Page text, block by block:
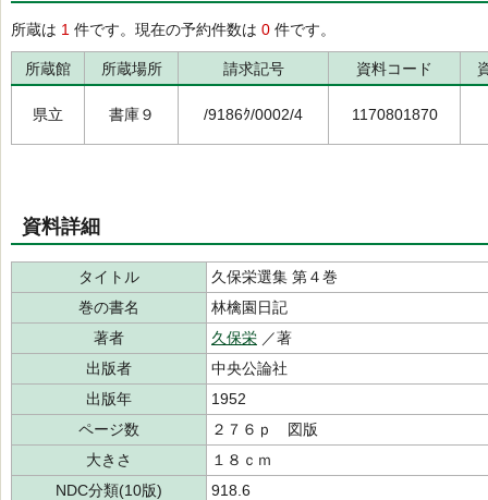
所蔵は 1 件です。現在の予約件数は 0 件です。
所蔵館 所蔵場所 請求記号 資料コード
県立 書庫９ /9186ｸ/0002/4 1170801870
資料詳細
タイトル
久保栄選集 第４巻
巻の書名
林檎園日記
著者
久保栄 ／著
出版者
中央公論社
出版年
1952
ページ数
２７６ｐ 図版
大きさ
１８ｃｍ
NDC分類(10版)
918.6